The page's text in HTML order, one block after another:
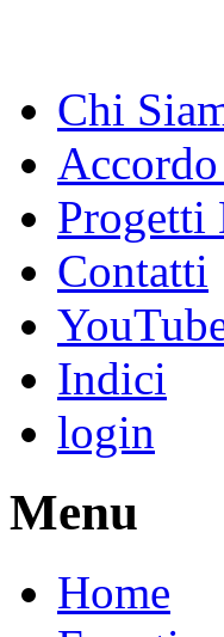
Chi
Progetti
Contatti
Indici
login
Menu
Home